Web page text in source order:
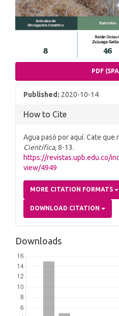
PDF
Published: 2020-10-14
How to Cite
Agua pasó por aquí. Cate que
Científica, 8-13.
https://revistas.upb.edu.co/
view/4949
MORE CITATION FORMATS
DOWNLOAD CITATION
Downloads